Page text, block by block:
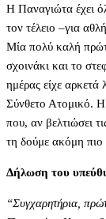
Η Παναγιώτα έχει
τον τέλειο –για
Μία πολύ καλή
σχοινάκι και το
ημέρας είχε αρκετά
Σύνθετο Ατομικό. Η
που, αν βελτιώσει
τη δούμε ακόμη
Δήλωση του
“Συγχαρητήρια,